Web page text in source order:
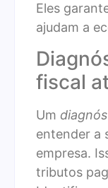
Eles
ajudam a
fiscal
Um
entender a
empresa.
tributos